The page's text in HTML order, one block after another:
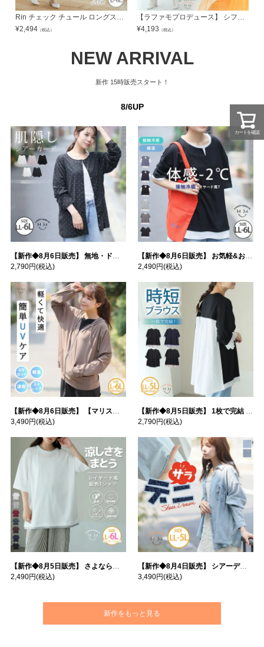
¥2,494 （税込）
¥4,193 （税込）
NEW ARRIVAL
新作 15時販売スタート！
8/6UP
【新作◆8月6日販売】 無地・ドット柄から選べる 忍ばせ 活躍 シアー カーデ | 大きいサイズの通販ならハッピーマリリン
2,790円(税込)
【新作◆8月6日販売】 お気軽&お手軽 選べるデザイン 接触冷感 レイヤード風 コットン トップス | 大きいサイズの通販ならハッピーマリリン
2,490円(税込)
【新作◆8月6日販売】 【マリスポーツ】 運動初心者さんのための フード付き パーカー | 大きいサイズの通販ならハッピーマリリン
3,490円(税込)
【新作◆8月5日販売】 1枚で完結 袖口＆バック フハク使い トップス | 大きいサイズの通販ならハッピーマリリン
2,790円(税込)
【新作◆8月5日販売】 さよなら猛暑 涼しさを着る 遮熱 接触冷感 吸水・速乾 五分袖 コンフォートメッシュ 配色レイヤード 風ゆる Tシャツ | 大きいサイズの通販ならハッピーマリリン
2,490円(税込)
【新作◆8月4日販売】 シアーデニムで お洒落に肌隠し | 大きいサイズの通販ならハッピーマリリン
3,490円(税込)
新作をもっと見る
カートを確認